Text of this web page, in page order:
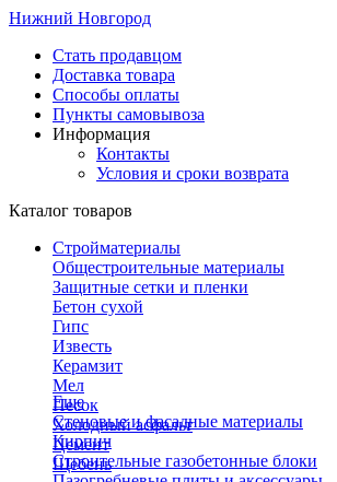
Нижний Новгород
Стать продавцом
Доставка товара
Способы оплаты
Пункты самовывоза
Информация
Контакты
Условия и сроки возврата
Каталог товаров
Стройматериалы
Общестроительные материалы
Защитные сетки и пленки
Бетон сухой
Гипс
Известь
Керамзит
Мел
Песок
Холодный асфальт
Цемент
Щебень
Еще
Стеновые и фасадные материалы
Кирпич
Строительные газобетонные блоки